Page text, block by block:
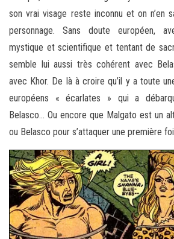
son vrai visage reste inconnu et on n’en
personnage. Sans doute européen,
mystique et scientifique et tentant de
semble lui aussi très cohérent avec
avec Khor. De là à croire qu’il y a toute
européens « écarlates » qui a
Belasco… Ou encore que Malgato est un
ou Belasco pour s’attaquer une première